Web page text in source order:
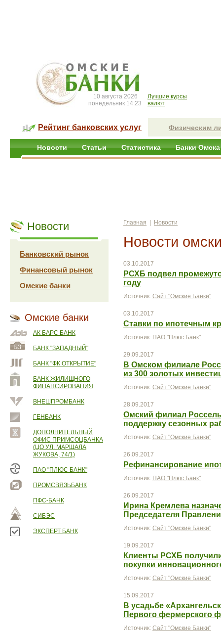
10 августа 2026
понедельник 14:23
Лучшие курсы
валют
Рейтинг банковских услуг Физическим
Новости Статьи Статистика Банки Омска
Новости
Банковский рынок
Финансовый рынок
Омские банки
Омские банки
АК БАРС БАНК
БАНК "ЗАПАДНЫЙ"
БАНК "ФК ОТКРЫТИЕ"
БАНК ЖИЛИЩНОГО
ФИНАНСИРОВАНИЯ
ВНЕШПРОМБАНК
ГЕНБАНК
ДОПОЛНИТЕЛЬНЫЙ
ОФИС ПРИМСОЦБАНКА
(ЦО УЛ. МАРШАЛА
ЖУКОВА, 74/1)
ПАО "ПЛЮС БАНК"
ПРОМСВЯЗЬБАНК
ПФС-БАНК
СИБЭС
ЭКСПЕРТ БАНК
Главная Новости
Новости
03.10.2017
РСХБ подвел
году
Источник: Сайт "Омские Банки"
03.10.2017
Ставки по ипотечным
Источник: ПАО "Плюс Банк"
29.09.2017
В Омском филиале
из 300 золотых
Источник: Сайт "Омские Банки"
28.09.2017
Омский филиал
поддержку сезонных
Источник: Сайт "Омские Банки"
26.09.2017
Рефинансирование
Источник: ПАО "Плюс Банк"
26.09.2017
Ирина Кремлева
Председателя
Источник: Сайт "Омские Банки"
19.09.2017
Клиенты РСХБ
покупки
Источник: Сайт "Омские Банки"
15.09.2017
В усадьбе
Первого фермерского
Источник: Сайт "Омские Банки"